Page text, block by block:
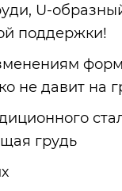
U-
поддержки!
не давит на
грудь